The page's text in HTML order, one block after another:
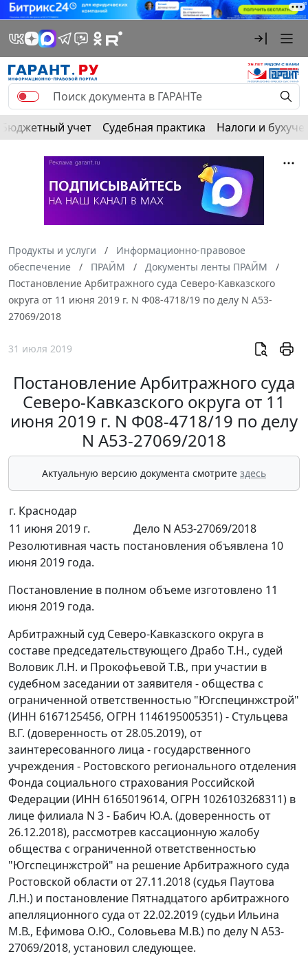
Бюджетный учет Судебная практика Налоги и
Продукты и услуги
Информационно-правовое
обеспечение
ПРАЙМ
Документы ленты ПРАЙМ
Постановление Арбитражного суда Северо-Кавказского
округа от 11 июня 2019 г. N Ф08-4718/19 по делу N А53-
27069/2018
31 июля 2019
Постановление Арбитражного суда
Северо-Кавказского округа от 11
июня 2019 г. N Ф08-4718/19 по делу
N А53-27069/2018
Актуальную версию документа смотрите здесь
г. Краснодар
11 июня 2019 г.
Дело N А53-27069/2018
Резолютивная часть постановления объявлена 10
июня 2019 года.
Постановление в полном объеме изготовлено 11
июня 2019 года.
Арбитражный суд Северо-Кавказского округа в
составе председательствующего Драбо Т.Н., судей
Воловик Л.Н. и Прокофьевой Т.В., при участии в
судебном заседании от заявителя - общества с
ограниченной ответственностью "Югспецинжстрой"
(ИНН 6167125456, ОГРН 1146195005351) - Стульцева
В.Г. (доверенность от 28.05.2019), от
заинтересованного лица - государственного
учреждения - Ростовского регионального отделения
Фонда социального страхования Российской
Федерации (ИНН 6165019614, ОГРН 1026103268311) в
лице филиала N 3 - Бабич Ю.А. (доверенность от
26.12.2018), рассмотрев кассационную жалобу
общества с ограниченной ответственностью
"Югспецинжстрой" на решение Арбитражного суда
Ростовской области от 27.11.2018 (судья Паутова
Л.Н.) и постановление Пятнадцатого арбитражного
апелляционного суда от 22.02.2019 (судьи Ильина
М.В., Ефимова О.Ю., Соловьева М.В.) по делу N А53-
27069/2018, установил следующее.